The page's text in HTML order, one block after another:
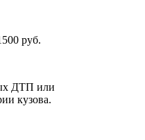
руб.
ДТП или
кузова.